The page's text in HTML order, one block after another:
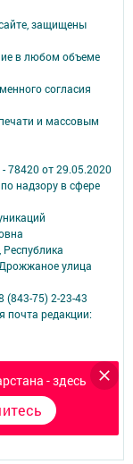
- здесь
защищены
в любом объеме
согласия
и массовым
78420 от 29.05.2020
надзору в сфере
улица
(843-75) 2-23-43
почта редакции:
сервисов и
браузера.